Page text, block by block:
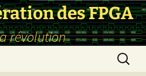
des FPGA
révolution